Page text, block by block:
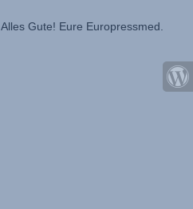
Gute! Eure Europressmed.